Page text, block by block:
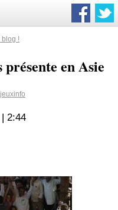
blog !
en Asie
2:44